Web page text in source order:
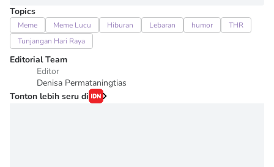
Topics
Meme Meme Lucu Hiburan Lebaran humor
THR
Tunjangan Hari Raya
Editorial Team
Editor
Denisa Permataningtias
Tonton lebih seru di